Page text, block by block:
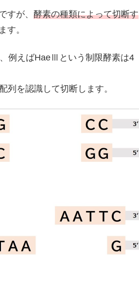
すが、 酵素の種類によって切断す
す。
例えばHaeⅢという制限酵素は4
を認識して切断します。